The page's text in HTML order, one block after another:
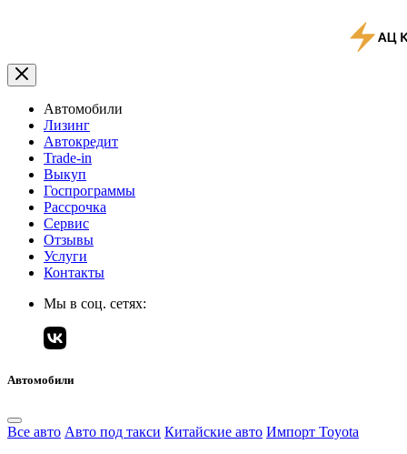
Автомобили
Лизинг
Автокредит
Trade-in
Выкуп
Госпрограммы
Рассрочка
Сервис
Отзывы
Услуги
Контакты
Мы в соц. сетях:
Автомобили
Все авто Авто под такси Китайские авто Импорт Toyota